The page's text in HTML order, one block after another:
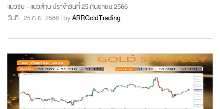
แนวรับ - แนวต้าน ประจำวันที่ 25 กันยายน 2566
วันที่ : 25 ก.ย. 2566 | byARRGoldTrading